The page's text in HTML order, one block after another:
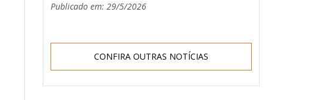
Publicado em: 29/5/2026
CONFIRA OUTRAS NOTÍCIAS